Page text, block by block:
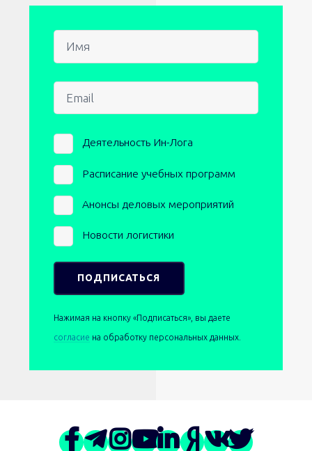
Newsletters
Деятельность Ин-Лога
Расписание учебных программ
Анонсы деловых мероприятий
Новости логистики
Нажимая на кнопку «Подписаться», вы даете
согласие на обработку персональных данных.